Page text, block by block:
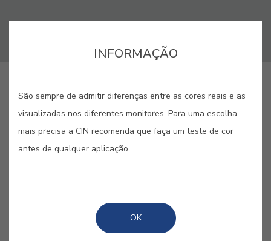
GUARDAR
STATUARIO VENATO #E814
INFORMAÇÃO
São sempre de admitir diferenças entre as cores reais e as
visualizadas nos diferentes monitores. Para uma escolha
mais precisa a CIN recomenda que faça um teste de cor
antes de qualquer aplicação.
OK